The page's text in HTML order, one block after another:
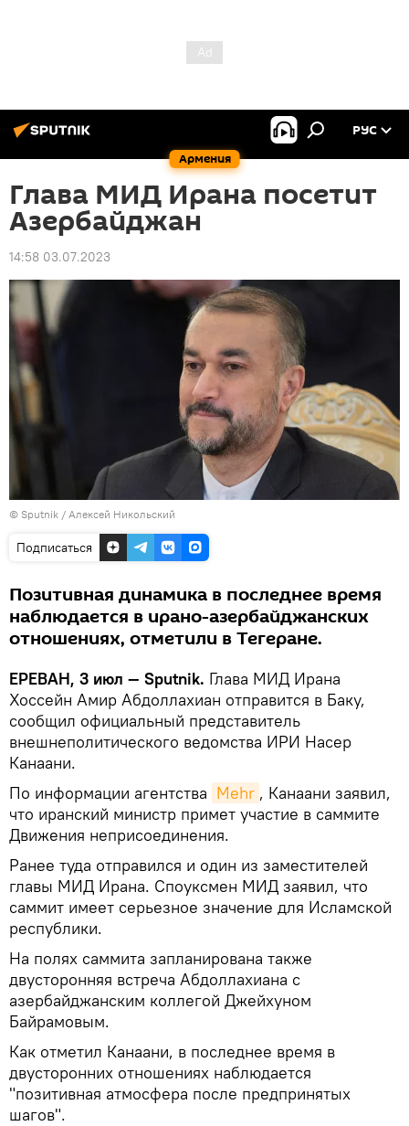
Армения
РУС
Глава МИД Ирана посетит
Азербайджан
14:58 03.07.2023
© Sputnik / Алексей Никольский
Подписаться
Позитивная динамика в последнее время
наблюдается в ирано-азербайджанских
отношениях, отметили в Тегеране.
ЕРЕВАН, 3 июл — Sputnik. Глава МИД Ирана
Хоссейн Амир Абдоллахиан отправится в Баку,
сообщил официальный представитель
внешнеполитического ведомства ИРИ Насер
Канаани.
По информации агентства Mehr , Канаани заявил,
что иранский министр примет участие в саммите
Движения неприсоединения.
Ранее туда отправился и один из заместителей
главы МИД Ирана. Споуксмен МИД заявил, что
саммит имеет серьезное значение для Исламской
республики.
На полях саммита запланирована также
двусторонняя встреча Абдоллахиана с
азербайджанским коллегой Джейхуном
Байрамовым.
Как отметил Канаани, в последнее время в
двусторонних отношениях наблюдается
"позитивная атмосфера после предпринятых
шагов".